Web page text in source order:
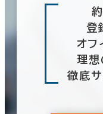
登
オフ
理想
徹底サ